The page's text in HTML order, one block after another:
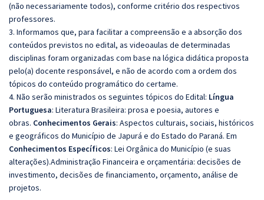
(não necessariamente todos), conforme critério dos respectivos
professores.
3. Informamos que, para facilitar a compreensão e a absorção dos
conteúdos previstos no edital, as videoaulas de determinadas
disciplinas foram organizadas com base na lógica didática proposta
pelo(a) docente responsável, e não de acordo com a ordem dos
tópicos do conteúdo programático do certame.
4. Não serão ministrados os seguintes tópicos do Edital: Língua
Portuguesa: Literatura Brasileira: prosa e poesia, autores e
obras. Conhecimentos Gerais: Aspectos culturais, sociais, históricos
e geográficos do Município de Japurá e do Estado do Paraná. Em
Conhecimentos Específicos: Lei Orgânica do Município (e suas
alterações).Administração Financeira e orçamentária: decisões de
investimento, decisões de financiamento, orçamento, análise de
projetos.